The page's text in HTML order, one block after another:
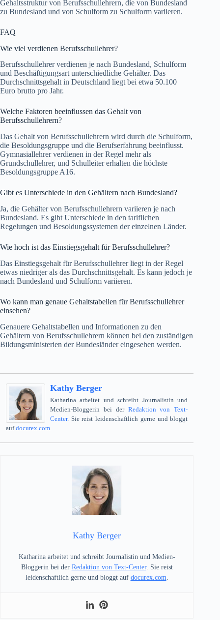
Gehaltsstruktur von Berufsschullehrern, die von Bundesland
zu Bundesland und von Schulform zu Schulform variieren.
FAQ
Wie viel verdienen Berufsschullehrer?
Berufsschullehrer verdienen je nach Bundesland, Schulform
und Beschäftigungsart unterschiedliche Gehälter. Das
Durchschnittsgehalt in Deutschland liegt bei etwa 50.100
Euro brutto pro Jahr.
Welche Faktoren beeinflussen das Gehalt von
Berufsschullehrern?
Das Gehalt von Berufsschullehrern wird durch die Schulform,
die Besoldungsgruppe und die Berufserfahrung beeinflusst.
Gymnasiallehrer verdienen in der Regel mehr als
Grundschullehrer, und Schulleiter erhalten die höchste
Besoldungsgruppe A16.
Gibt es Unterschiede in den Gehältern nach Bundesland?
Ja, die Gehälter von Berufsschullehrern variieren je nach
Bundesland. Es gibt Unterschiede in den tariflichen
Regelungen und Besoldungssystemen der einzelnen Länder.
Wie hoch ist das Einstiegsgehalt für Berufsschullehrer?
Das Einstiegsgehalt für Berufsschullehrer liegt in der Regel
etwas niedriger als das Durchschnittsgehalt. Es kann jedoch je
nach Bundesland und Schulform variieren.
Wo kann man genaue Gehaltstabellen für Berufsschullehrer
einsehen?
Genauere Gehaltstabellen und Informationen zu den
Gehältern von Berufsschullehrern können bei den zuständigen
Bildungsministerien der Bundesländer eingesehen werden.
Kathy Berger
Katharina arbeitet und schreibt Journalistin und
Medien-Bloggerin bei der Redaktion von Text-
Center. Sie reist leidenschaftlich gerne und bloggt
aufdocurex.com
Kathy Berger
Katharina arbeitet und schreibt Journalistin und Medien-
Bloggerin bei der Redaktion von Text-Center. Sie reist
leidenschaftlich gerne und bloggt auf docurex.com